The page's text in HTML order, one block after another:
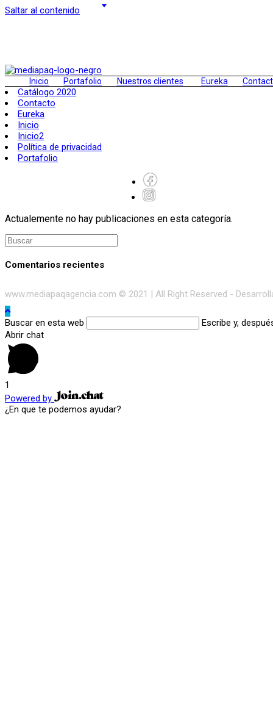
Saltar al contenido
Inicio Portafolio Nuestros clientes Eureka
Catálogo 2020
Contacto
Eureka
Inicio
Inicio2
Política de privacidad
Portafolio
Actualemente no hay publicaciones en esta categoría.
Comentarios recientes
www.mediapaqagencia.com © 2021 | All Right Reserved -
Buscar en esta web
Escribe y,
Abrir chat
1
Powered by
¿En que te podemos ayudar?